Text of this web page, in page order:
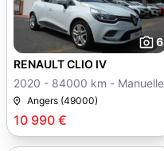
6
10 990 €
RENAULT CLIO IV
2020 - 84000 km - Manuelle
Angers (49000)